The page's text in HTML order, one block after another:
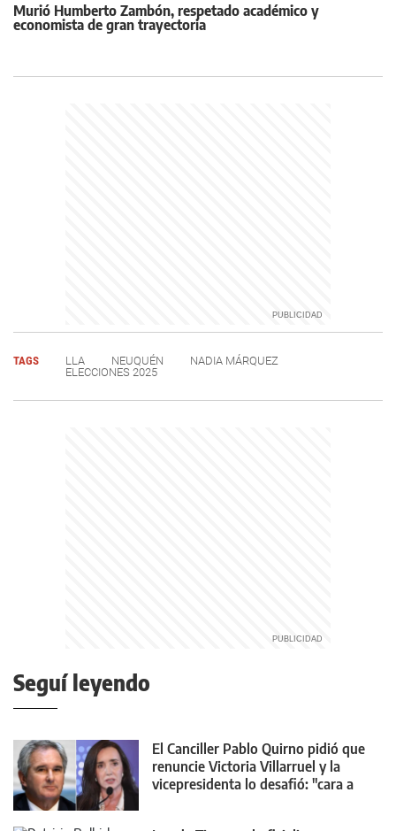
Murió Humberto Zambón, respetado académico y
economista de gran trayectoria
TAGS LLA NEUQUÉN
NADIA MÁRQUEZ
ELECCIONES 2025
Seguí leyendo
El Canciller Pablo Quirno pidió que
renuncie Victoria Villarruel y la
vicepresidenta lo desafió: "cara a